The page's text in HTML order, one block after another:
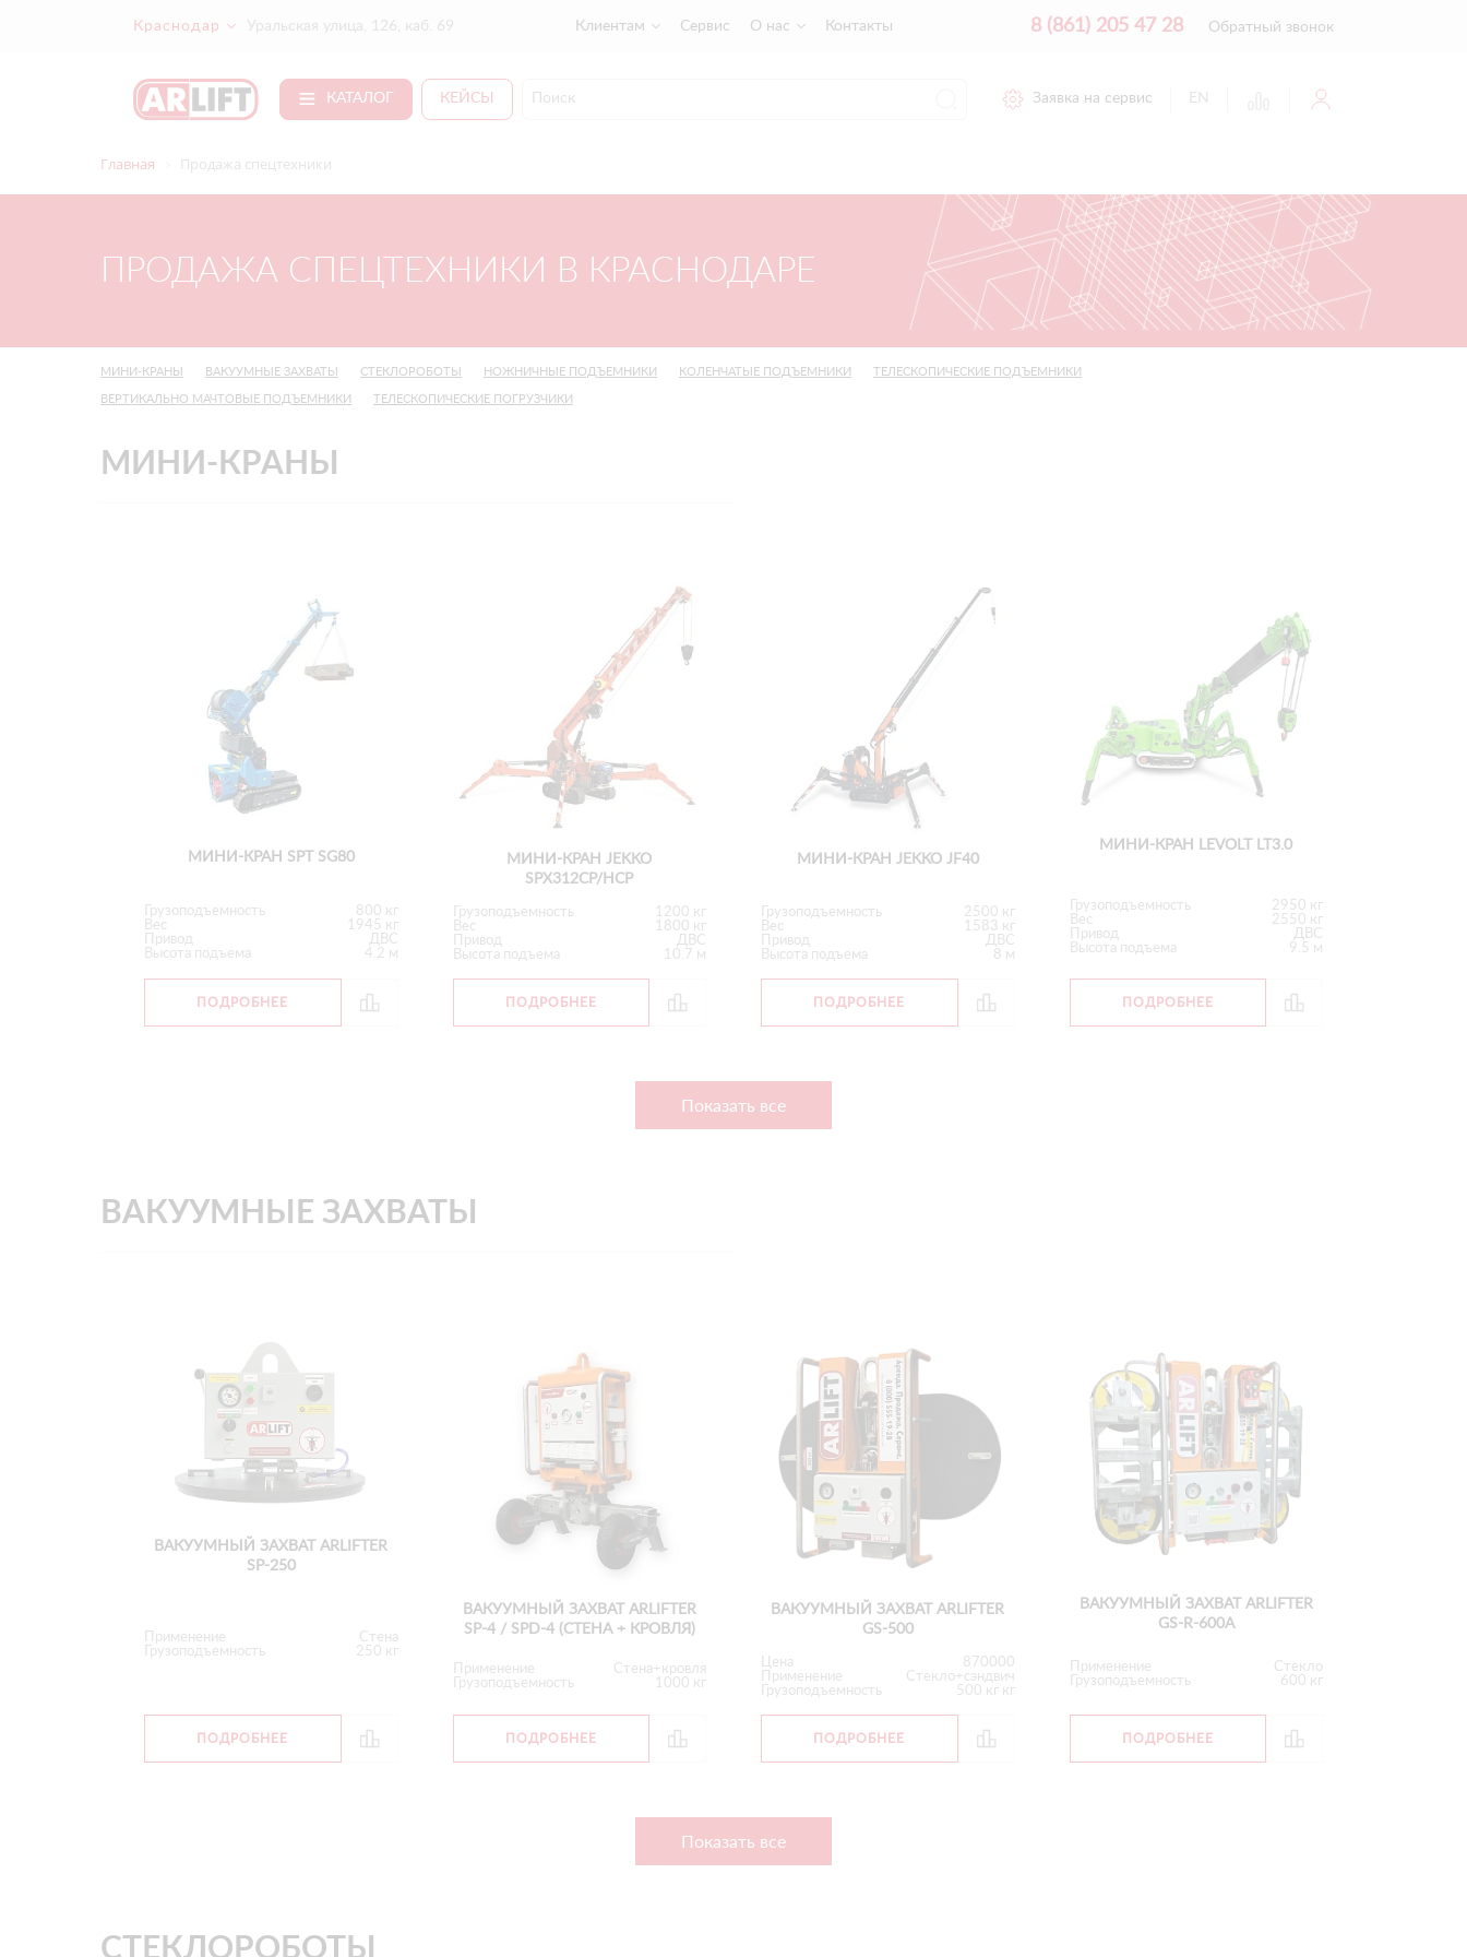
Краснодар Уральская улица, 126, каб. 69 Клиентам Сервис О нас Контакты 8 (861) 205 47 28 Обратный звонок
КАТАЛОГ КЕЙСЫ Заявка на сервис EN
Главная Продажа спецтехники
ПРОДАЖА СПЕЦТЕХНИКИ В КРАСНОДАРЕ
МИНИ-КРАНЫ ВАКУУМНЫЕ ЗАХВАТЫ СТЕКЛОРОБОТЫ НОЖНИЧНЫЕ ПОДЪЕМНИКИ КОЛЕНЧАТЫЕ ПОДЪЕМНИКИ ТЕЛЕСКОПИЧЕСКИЕ ПОДЪЕМНИКИ
ВЕРТИКАЛЬНО МАЧТОВЫЕ ПОДЪЕМНИКИ ТЕЛЕСКОПИЧЕСКИЕ ПОГРУЗЧИКИ
МИНИ-КРАНЫ
МИНИ-КРАН SPT SG80
Грузоподъемность
800 кг
Вес
1945 кг
Привод
ДВС
Высота подъема
4.2 м
ПОДРОБНЕЕ
МИНИ-КРАН JEKKO
SPX312CP/HCP
Грузоподъемность
1200 кг
Вес
1800 кг
Привод
ДВС
Высота подъема
10.7 м
ПОДРОБНЕЕ
МИНИ-КРАН JEKKO JF40
Грузоподъемность
2500 кг
Вес
1583 кг
Привод
ДВС
Высота подъема
8 м
ПОДРОБНЕЕ
МИНИ-КРАН LEVOLT LT3.0
Грузоподъемность
2950 кг
Вес
2550 кг
Привод
ДВС
Высота подъема
9.5 м
ПОДРОБНЕЕ
Показать все
ВАКУУМНЫЕ ЗАХВАТЫ
ВАКУУМНЫЙ ЗАХВАТ ARLIFTER
SP-250
Применение
Стена
Грузоподъемность
250 кг
ПОДРОБНЕЕ
ВАКУУМНЫЙ ЗАХВАТ ARLIFTER
SP-4 / SPD-4 (СТЕНА + КРОВЛЯ)
Применение
Стена+кровля
Грузоподъемность
1000 кг
ПОДРОБНЕЕ
ВАКУУМНЫЙ ЗАХВАТ ARLIFTER
GS-500
Цена
870000
Применение
Стекло+сэндвич
Грузоподъемность
500 кг кг
ПОДРОБНЕЕ
ВАКУУМНЫЙ ЗАХВАТ ARLIFTER
GS-R-600А
Применение
Стекло
Грузоподъемность
600 кг
ПОДРОБНЕЕ
Показать все
СТЕКЛОРОБОТЫ